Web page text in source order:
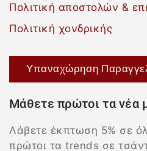
Πολιτική αποστολών &
Πολιτική χονδρικής
Υπαναχώρηση
Μάθετε πρώτοι τα νέα
Λάβετε έκπτωση 5% σε
πρώτοι τα trends σε